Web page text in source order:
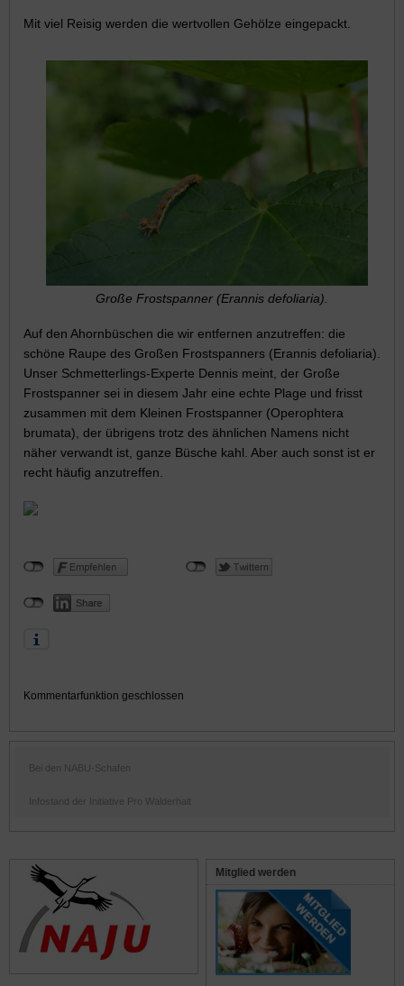
Mit viel Reisig werden die wertvollen Gehölze eingepackt.
Große Frostspanner (Erannis defoliaria).
Auf den Ahornbüschen die wir entfernen anzutreffen: die
schöne Raupe des Großen Frostspanners (Erannis defoliaria).
Unser Schmetterlings-Experte Dennis meint, der Große
Frostspanner sei in diesem Jahr eine echte Plage und frisst
zusammen mit dem Kleinen Frostspanner (Operophtera
brumata), der übrigens trotz des ähnlichen Namens nicht
näher verwandt ist, ganze Büsche kahl. Aber auch sonst ist er
recht häufig anzutreffen.
Kommentarfunktion geschlossen
Bei den NABU-Schafen
Infostand der Initiative Pro Walderhalt
Mitglied werden